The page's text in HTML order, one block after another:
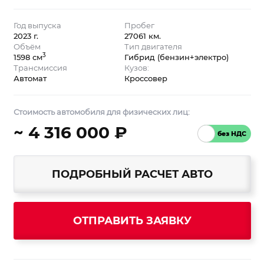
Год выпуска
2023 г.
Пробег
27061 км.
Объём
1598 см3
Тип двигателя
Гибрид (бензин+электро)
Трансмиссия
Автомат
Кузов:
Кроссовер
Стоимость автомобиля для физических лиц:
~ 4 316 000 ₽
ПОДРОБНЫЙ РАСЧЕТ АВТО
ОТПРАВИТЬ ЗАЯВКУ